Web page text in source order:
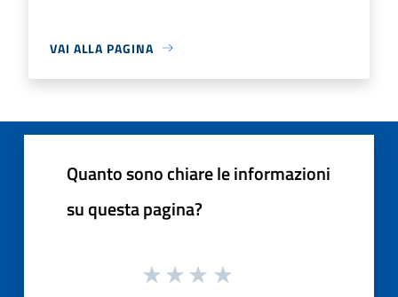
VAI ALLA PAGINA
Quanto sono chiare le informazioni
su questa pagina?